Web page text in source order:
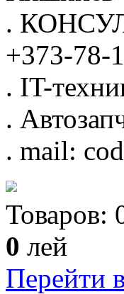
.
+373-78-
. IT-
.
. mail:
Товаров:
0 лей
Перейти